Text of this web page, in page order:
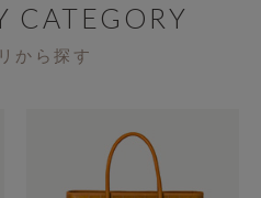
CATEGORY
から探す